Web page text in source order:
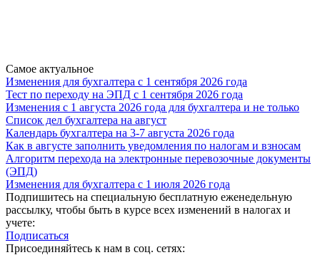
Самое актуальное
Изменения для бухгалтера с 1 сентября 2026 года
Тест по переходу на ЭПД с 1 сентября 2026 года
Изменения с 1 августа 2026 года для бухгалтера и не только
Список дел бухгалтера на август
Календарь бухгалтера на 3-7 августа 2026 года
Как в августе заполнить уведомления по налогам и взносам
Алгоритм перехода на электронные перевозочные документы
(ЭПД)
Изменения для бухгалтера с 1 июля 2026 года
Подпишитесь на специальную бесплатную еженедельную
рассылку, чтобы быть в курсе всех изменений в налогах и
учете:
Подписаться
Присоединяйтесь к нам в соц. сетях: